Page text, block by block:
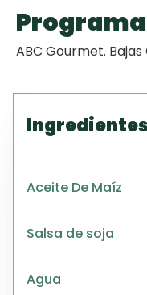
Programa
ABC Gourmet.
Ingredientes
Aceite De Maíz
Salsa de soja
Agua